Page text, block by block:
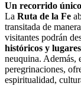
Un recorrido único
La Ruta de la Fe
transitada de
visitantes podrán
históricos y
neuquina. Además,
peregrinaciones,
espiritualidad,